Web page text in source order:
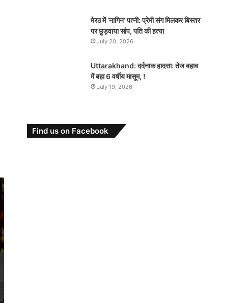
मेरठ में ‘नागिन’ पत्नी: प्रेमी संग मिलकर बिस्तर
पर छुड़वाया सांप, पति की हत्या
July 20, 2026
Uttarakhand: दर्दनाक हादसा: तेज बहाव
में बहा 6 वर्षीय मासूम, !
July 19, 2026
Find us on Facebook